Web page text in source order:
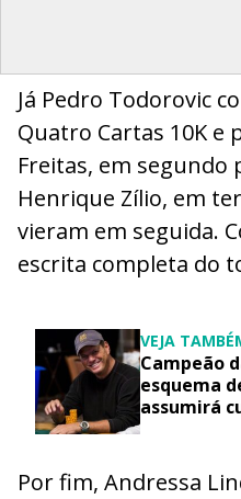
Já Pedro Todorovic
Quatro Cartas 10K e
Freitas, em segundo
Henrique Zílio, em
vieram em seguida.
escrita completa do
VEJA
Campeão
esquema
assumirá
Por fim, Andressa